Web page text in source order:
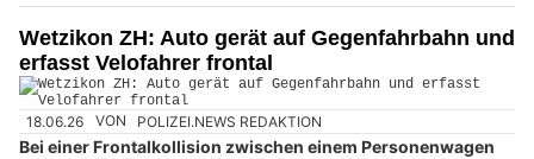
Wetzikon ZH: Auto gerät auf Gegenfahrbahn und
erfasst Velofahrer frontal
18.06.26 VON POLIZEI.NEWS REDAKTION
Bei einer Frontalkollision zwischen einem Personenwagen